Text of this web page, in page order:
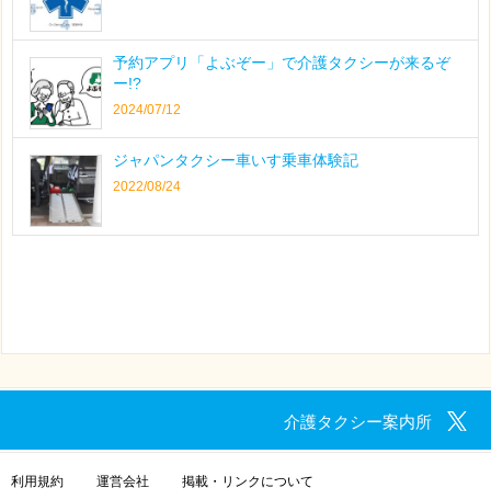
予約アプリ「よぶぞー」で介護タクシーが来るぞ
ー!?
2024/07/12
ジャパンタクシー車いす乗車体験記
2022/08/24
介護タクシー案内所
利用規約 運営会社 掲載・リンクについて